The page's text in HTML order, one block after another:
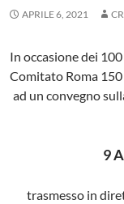
APRILE 6, 2021
In occasione dei
Comitato Roma
ad un convegno
9
trasmesso in